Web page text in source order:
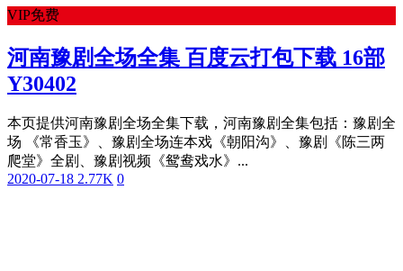
VIP免费
河南豫剧全场全集 百度云打包下载 16部
Y30402
本页提供河南豫剧全场全集下载，河南豫剧全集包括：豫剧全
场 《常香玉》、豫剧全场连本戏《朝阳沟》、豫剧《陈三两
爬堂》全剧、豫剧视频《鸳鸯戏水》...
2020-07-18 2.77K 0